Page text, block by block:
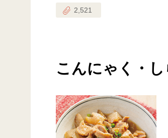
2,521
こんにゃく・し